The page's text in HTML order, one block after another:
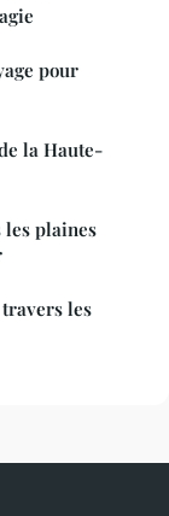
pour
la Haute-
les plaines
les